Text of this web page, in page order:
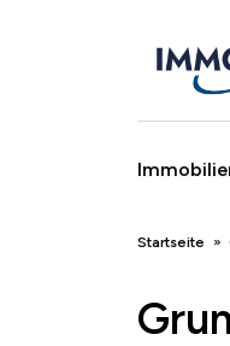
Breadcrumb
Startseite